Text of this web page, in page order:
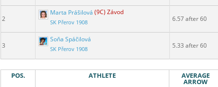
2
Marta Prášilová (9C) Závod
SK Přerov 1908 6.57 after 60
3
Soňa Spáčilová
SK Přerov 1908 5.33 after 60
POS. ATHLETE AVERAGE
ARROW